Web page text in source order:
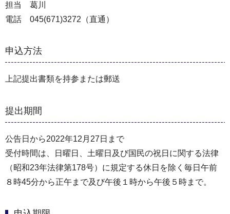
担当 葛川
電話 045(671)3272（直通）
申込方法
上記提出書類を持参または郵送
提出期間
公告日から2022年12月27日まで
受付時間は、日曜日、土曜日及び国民の祝日に関する法律
（昭和23年法律第178号）に規定する休日を除く毎日午前
８時45分から正午まで及び午後１時から午後５時まで。